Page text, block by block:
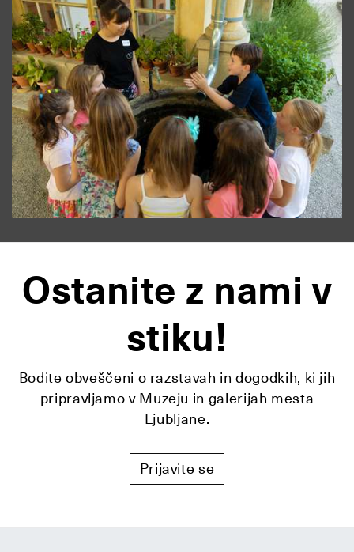
Ostanite z nami v
stiku!
Bodite obveščeni o razstavah in dogodkih, ki jih
pripravljamo v Muzeju in galerijah mesta
Ljubljane.
Prijavite se